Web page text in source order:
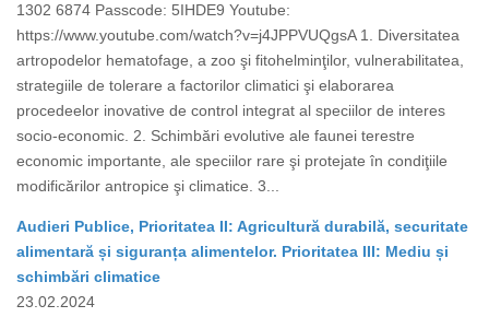
1302 6874 Passcode: 5IHDE9 Youtube:
https://www.youtube.com/watch?v=j4JPPVUQgsA 1. Diversitatea
artropodelor hematofage, a zoo şi fitohelminţilor, vulnerabilitatea,
strategiile de tolerare a factorilor climatici şi elaborarea
procedeelor inovative de control integrat al speciilor de interes
socio-economic. 2. Schimbări evolutive ale faunei terestre
economic importante, ale speciilor rare şi protejate în condiţiile
modificărilor antropice şi climatice. 3...
Audieri Publice, Prioritatea II: Agricultură durabilă, securitate
alimentară și siguranța alimentelor. Prioritatea III: Mediu și
schimbări climatice
23.02.2024